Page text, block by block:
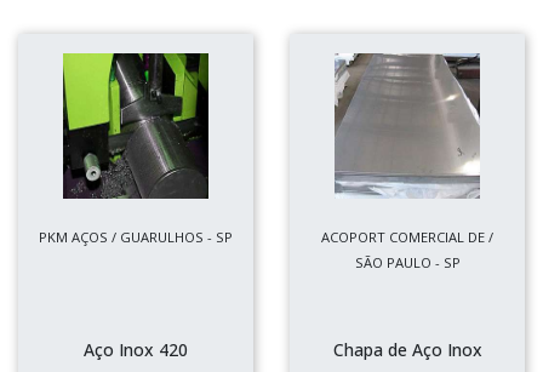
PKM AÇOS / GUARULHOS - SP
Aço Inox 420
ACOPORT COMERCIAL DE /
SÃO PAULO - SP
Chapa de Aço Inox